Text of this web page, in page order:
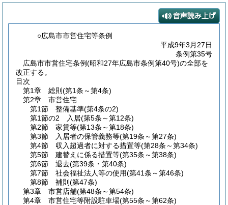
○広島市市営住宅等条例
平成9年3月27日
条例第35号
広島市市営住宅条例(昭和27年広島市条例第40号)の全部を
改正する。
目次
第1章
総則 (第1条～第4条)
第2章
市営住宅
第1節
整備基準(第4条の2)
第1節の2
入居(第5条～第12条)
第2節
家賃等(第13条～第18条)
第3節
入居者の保管義務等(第19条～第27条)
第4節
収入超過者に対する措置等(第28条～第34条)
第5節
建替えに係る措置等(第35条～第38条)
第6節
退去(第39条・第40条)
第7節
社会福祉法人等の使用(第41条～第46条)
第8節
補則 (第47条)
第3章
市営店舗(第48条～第54条)
第4章
市営住宅等附設駐車場(第55条～第62条)